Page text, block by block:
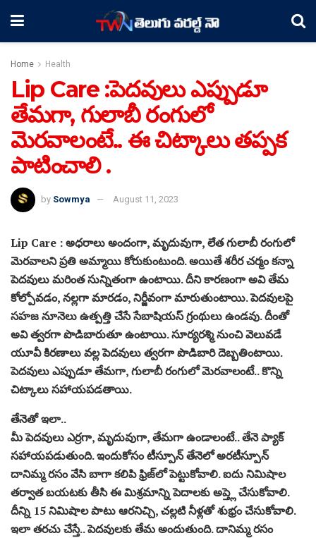
Home Health
Lip Care :పెదవులు ఎప్పుడూ
తేమగా, గులాబీ రంగులో
మెరవాలంటే.. ఈ చిట్కాలు తప్పక
పాటించాలి .
by Sowmya August 11, 2023
Lip Care : అధరాలు అందంగా, మృదువుగా, లేత గులాబీ రంగులో
మెరవాలని ప్రతి అమ్మాయి కోరుకుంటుంది. అయితే శరీర చర్మం కన్నా
పెదవులు మరింత సున్నితంగా ఉంటాయి. దీని కారణంగా అవి తేమ
కోల్పోవడం, నల్లగా మారడం, నిర్జీవంగా మారుతుంటాయి. పెదవులపై
సహజ నూనెలు ఉత్పత్తి చేసే సేబాషియస్ గ్రంథులు ఉండవు. దీంతో
అవి త్వరగా పొడిబారుతూ ఉంటాయి. సూర్యరశ్మి నుంచి వెలువడే
యూవీ కిరణాలు వల్ల పెదవులు త్వరగా పొడిబారి దెబ్బతింటాయి.
పెదవులు ఎప్పుడూ తేమగా, గులాబీ రంగులో మెరవాలంటే.. కొన్ని
చిట్కాలు సహాయపడతాయి.
తేనెతో ఇలా..
మీ పెదవులు ఎర్రగా, మృదువుగా, తేమగా ఉండాలంటే.. తేనె ప్యాక్‌
సహాయపడుతుంది. ఇందుకోసం టీస్పూన్ తేనెలో అరటీస్పూన్
దానిమ్మ రసం వేసి బాగా కలిపి ఫ్రిజ్‌లో పెట్టుకోవాలి. ఐదు నిమిషాల
తర్వాత బయటకు తీసి ఈ మిశ్రమాన్ని పెదాలకు అప్త్లె చేసుకోవాలి.
దీన్ని 15 నిమిషాల పాటు ఆరనిచ్చి, చల్లటి నీళ్లతో శుభ్రం చేసుకోవాలి.
ఇలా తరచు చేస్తే.. పెదవులకు తేమ అందుతుంది. దానిమ్మ రసం